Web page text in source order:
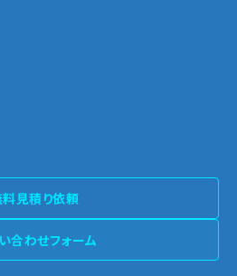
見積り依頼
合わせフォーム